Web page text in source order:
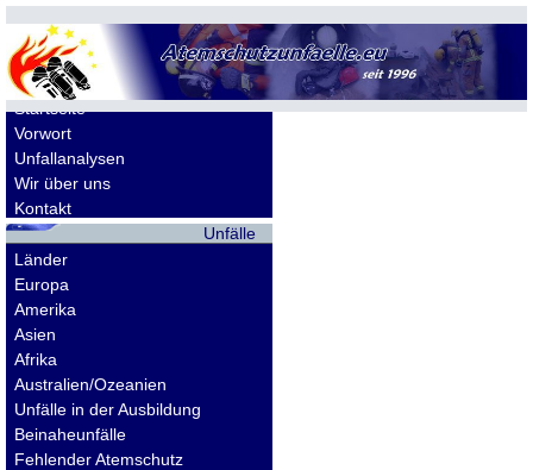
Allgemeines
Startseite
Vorwort
Unfallanalysen
Wir über uns
Kontakt
Unfälle
Länder
Europa
Amerika
Asien
Afrika
Australien/Ozeanien
Unfälle in der Ausbildung
Beinaheunfälle
Fehlender Atemschutz